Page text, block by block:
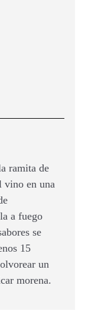
ramita de
vino en una
a fuego
se
15
un
morena.